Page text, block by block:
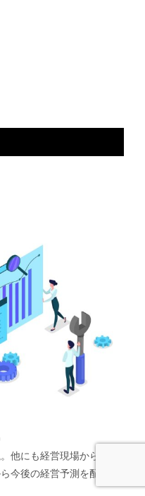
他にも経営現場から
今後の経営予測を配